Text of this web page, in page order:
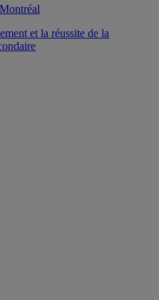
et la réussite de la